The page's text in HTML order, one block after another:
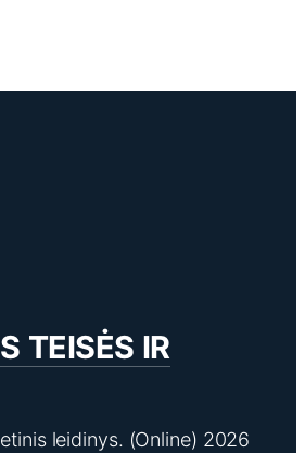
TEISĖS IR
leidinys. (Online) 2026